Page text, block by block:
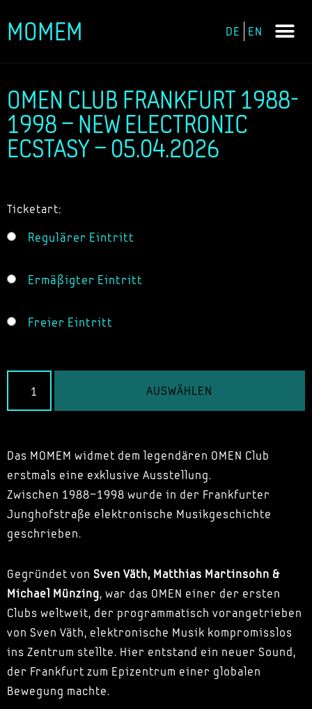
Zum
MOMEM DE EN
OMEN CLUB FRANKFURT 1988-
1998 – NEW ELECTRONIC
ECSTASY – 05.04.2026
Ticketart:
Regulärer Eintritt
Ermäßigter Eintritt
Freier Eintritt
AUSWÄHLEN
Das MOMEM widmet dem legendären OMEN Club
erstmals eine exklusive Ausstellung.
Zwischen 1988–1998 wurde in der Frankfurter
Junghofstraße elektronische Musikgeschichte
geschrieben.
Gegründet von Sven Väth, Matthias Martinsohn &
Michael Münzing, war das OMEN einer der ersten
Clubs weltweit, der programmatisch vorangetrieben
von Sven Väth, elektronische Musik kompromisslos
ins Zentrum stellte. Hier entstand ein neuer Sound,
der Frankfurt zum Epizentrum einer globalen
Bewegung machte.